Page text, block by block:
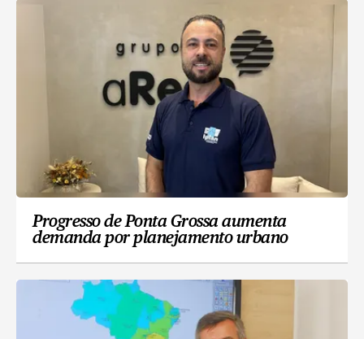
Progresso de Ponta Grossa aumenta
demanda por planejamento urbano